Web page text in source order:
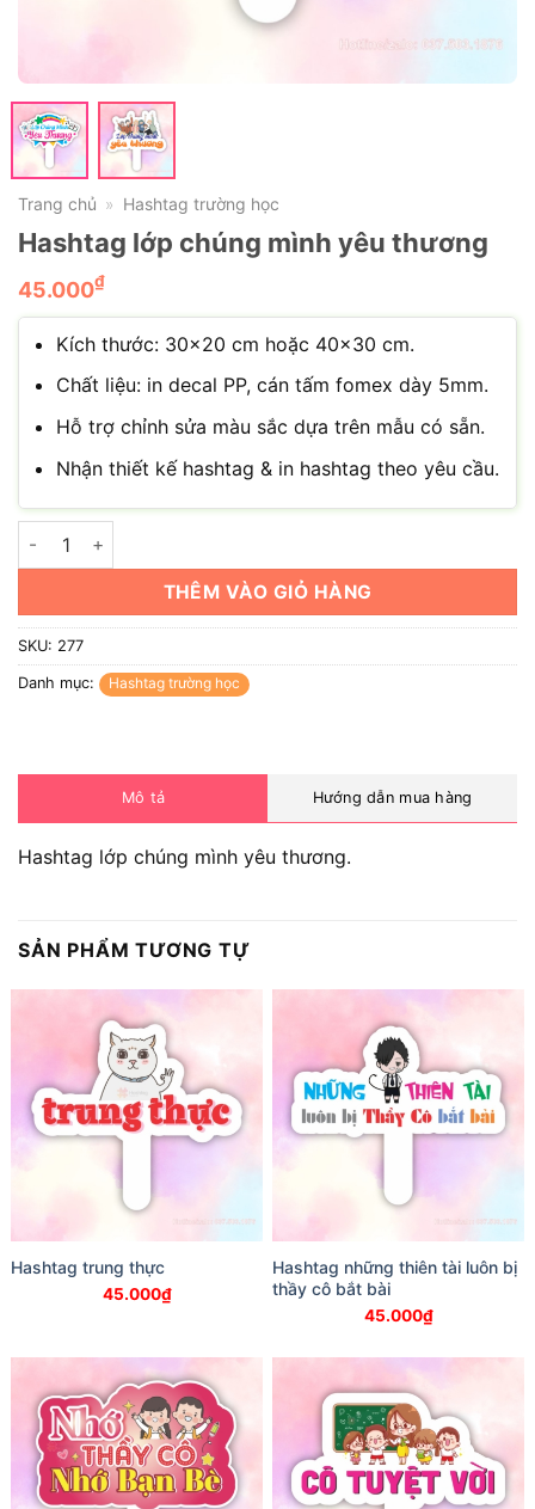
Trang chủ » Hashtag trường học
Hashtag lớp chúng mình yêu thương
45.000₫
Kích thước: 30×20 cm hoặc 40×30 cm.
Chất liệu: in decal PP, cán tấm fomex dày 5mm.
Hỗ trợ chỉnh sửa màu sắc dựa trên mẫu có sẵn.
Nhận thiết kế hashtag & in hashtag theo yêu cầu.
Hashtag lớp chúng mình yêu thương số lượng
THÊM VÀO GIỎ HÀNG
SKU: 277
Danh mục: Hashtag trường học
Mô tả Hướng dẫn mua hàng
Hashtag lớp chúng mình yêu thương.
SẢN PHẨM TƯƠNG TỰ
Hashtag trung thực
45.000₫
Hashtag những thiên tài luôn bị
thầy cô bắt bài
45.000₫